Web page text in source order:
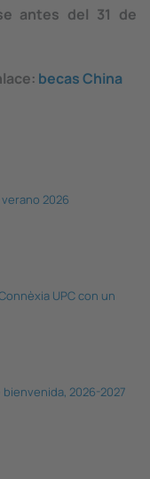
antes del 31 de
becas China
2026
UPC con un
2026-2027